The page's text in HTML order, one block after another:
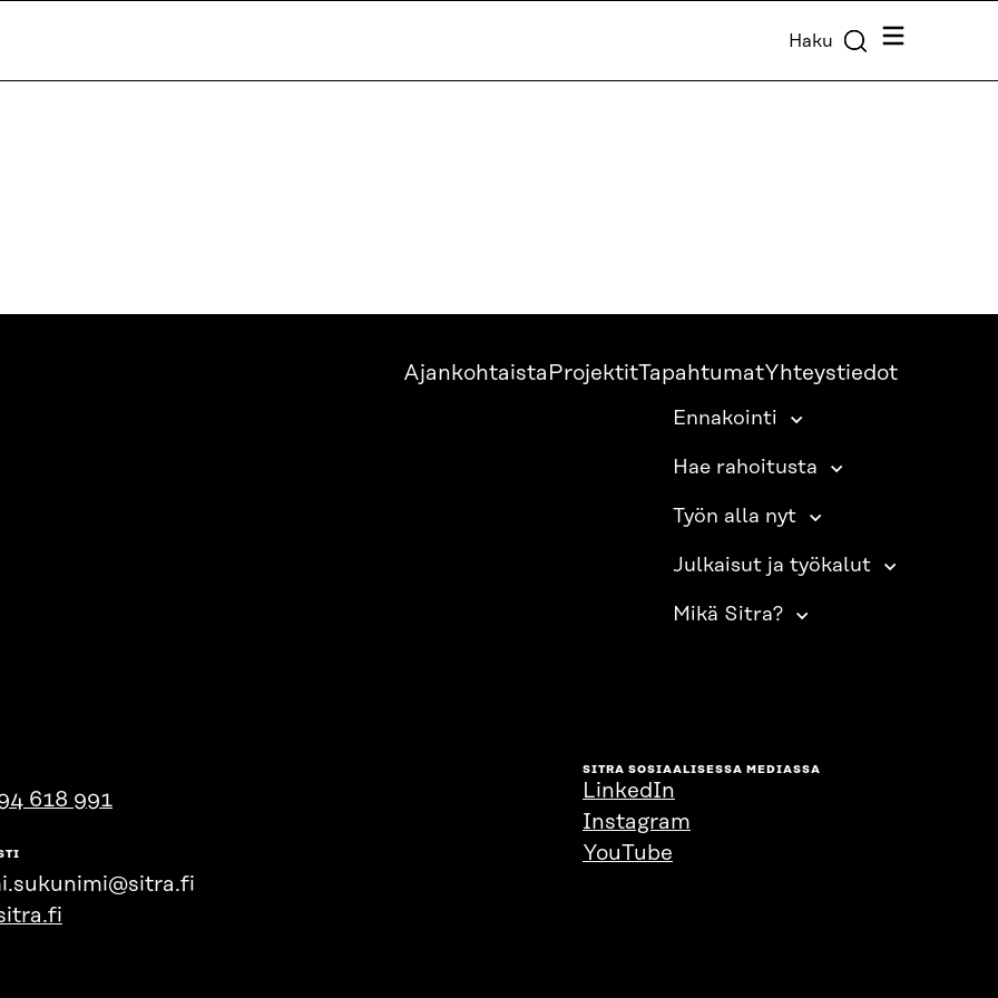
Haku Valikko
Ajankohtaista ProjektitTapahtumatYhteystiedot
Ennakointi
Hae rahoitusta
Työn alla nyt
Julkaisut ja työkalut
Mikä Sitra?
618 991
SITRA SOSIAALISESSA MEDIASSA
LinkedIn
Instagram
YouTube